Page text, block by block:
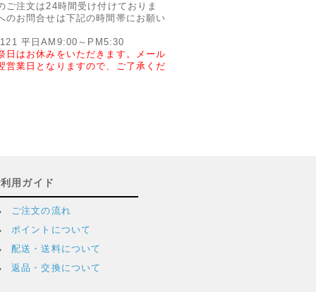
ご注文は24時間受け付けておりま
のお問合せは下記の時間帯にお願い
平日AM9:00～PM5:30
はお休みをいただきます。メール
営業日となりますので、ご了承くだ
用ガイド
ご注文の流れ
ポイントについて
配送・送料について
返品・交換について